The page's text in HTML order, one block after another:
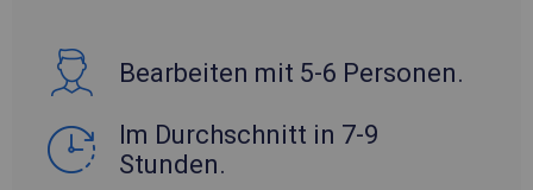
Bearbeiten mit 5-6 Personen.
Im Durchschnitt in 7-9
Stunden.